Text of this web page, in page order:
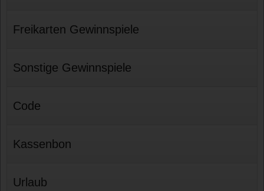
Freikarten Gewinnspiele
Sonstige Gewinnspiele
Code
Kassenbon
Urlaub